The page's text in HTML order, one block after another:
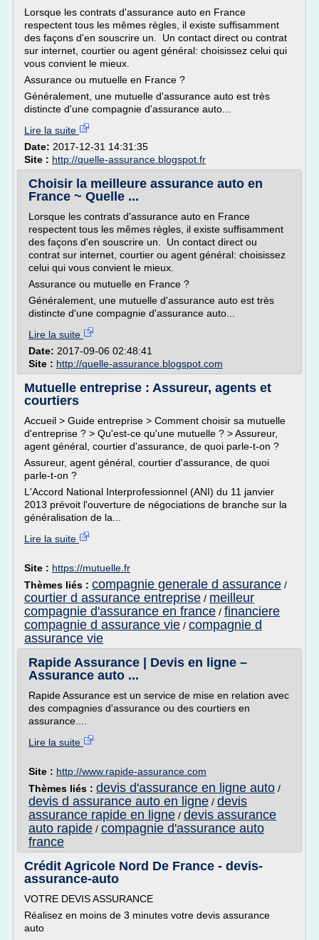
Lorsque les contrats d'assurance auto en France
respectent tous les mêmes règles, il existe suffisamment
des façons d'en souscrire un. Un contact direct ou contrat
sur internet, courtier ou agent général: choisissez celui qui
vous convient le mieux.
Assurance ou mutuelle en France ?
Généralement, une mutuelle d'assurance auto est très
distincte d'une compagnie d'assurance auto...
Lire la suite
Date: 2017-12-31 14:31:35
Site : http://quelle-assurance.blogspot.fr
Choisir la meilleure assurance auto en
France ~ Quelle ...
Lorsque les contrats d'assurance auto en France
respectent tous les mêmes règles, il existe suffisamment
des façons d'en souscrire un. Un contact direct ou
contrat sur internet, courtier ou agent général: choisissez
celui qui vous convient le mieux.
Assurance ou mutuelle en France ?
Généralement, une mutuelle d'assurance auto est très
distincte d'une compagnie d'assurance auto...
Lire la suite
Date: 2017-09-06 02:48:41
Site : http://quelle-assurance.blogspot.com
Mutuelle entreprise : Assureur, agents et
courtiers
Accueil > Guide entreprise > Comment choisir sa mutuelle
d'entreprise ? > Qu'est-ce qu'une mutuelle ? > Assureur,
agent général, courtier d'assurance, de quoi parle-t-on ?
Assureur, agent général, courtier d'assurance, de quoi
parle-t-on ?
L'Accord National Interprofessionnel (ANI) du 11 janvier
2013 prévoit l'ouverture de négociations de branche sur la
généralisation de la...
Lire la suite
Site : https://mutuelle.fr
Thèmes liés : compagnie generale d assurance /
courtier d assurance entreprise / meilleur
compagnie d'assurance en france / financiere
compagnie d assurance vie / compagnie d
assurance vie
Rapide Assurance | Devis en ligne –
Assurance auto ...
Rapide Assurance est un service de mise en relation avec
des compagnies d'assurance ou des courtiers en
assurance....
Lire la suite
Site : http://www.rapide-assurance.com
Thèmes liés : devis d'assurance en ligne auto /
devis d assurance auto en ligne / devis
assurance rapide en ligne / devis assurance
auto rapide / compagnie d'assurance auto
france
Crédit Agricole Nord De France - devis-
assurance-auto
VOTRE DEVIS ASSURANCE
Réalisez en moins de 3 minutes votre devis assurance
auto